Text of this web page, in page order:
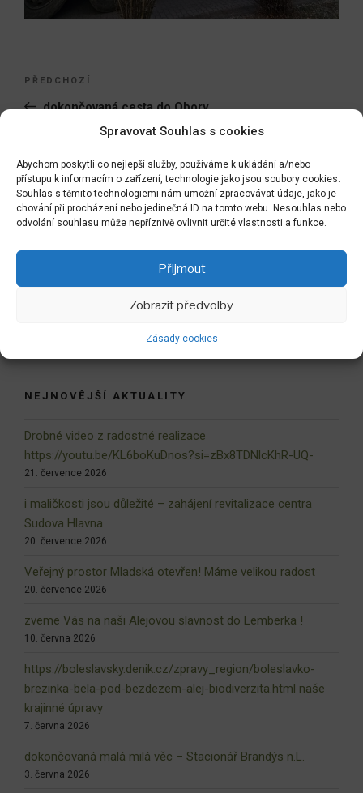
Spravovat Souhlas s cookies
Abychom poskytli co nejlepší služby, používáme k ukládání a/nebo
přístupu k informacím o zařízení, technologie jako jsou soubory cookies.
Souhlas s těmito technologiemi nám umožní zpracovávat údaje, jako je
chování při procházení nebo jedinečná ID na tomto webu. Nesouhlas nebo
odvolání souhlasu může nepříznivě ovlivnit určité vlastnosti a funkce.
Přijmout
Zobrazit předvolby
Zásady cookies
Navigace
Předchozí
příspěvek
PŘEDCHOZÍ
dokončovaná cesta do Obory
příspěvek
tradiční PF do Nového roku dle Vašeho výběru :-)
Hledat:
NEJNOVĚJŠÍ AKTUALITY
Drobné video z radostné realizace
https://youtu.be/KL6boKuDnos?si=zBx8TDNlcKhR-UQ-
21. července 2026
i maličkosti jsou důležité – zahájení revitalizace centra
Sudova Hlavna
20. července 2026
Veřejný prostor Mladská otevřen! Máme velikou radost
20. července 2026
zveme Vás na naši Alejovou slavnost do Lemberka !
10. června 2026
https://boleslavsky.denik.cz/zpravy_region/boleslavko-
brezinka-bela-pod-bezdezem-alej-biodiverzita.html naše
krajinné úpravy
7. června 2026
dokončovaná malá milá věc – Stacionář Brandýs n.L.
3. června 2026